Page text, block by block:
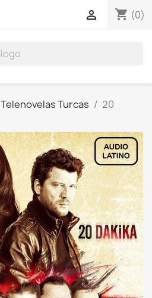
shopping_cart (0)

Telenovelas Turcas
20